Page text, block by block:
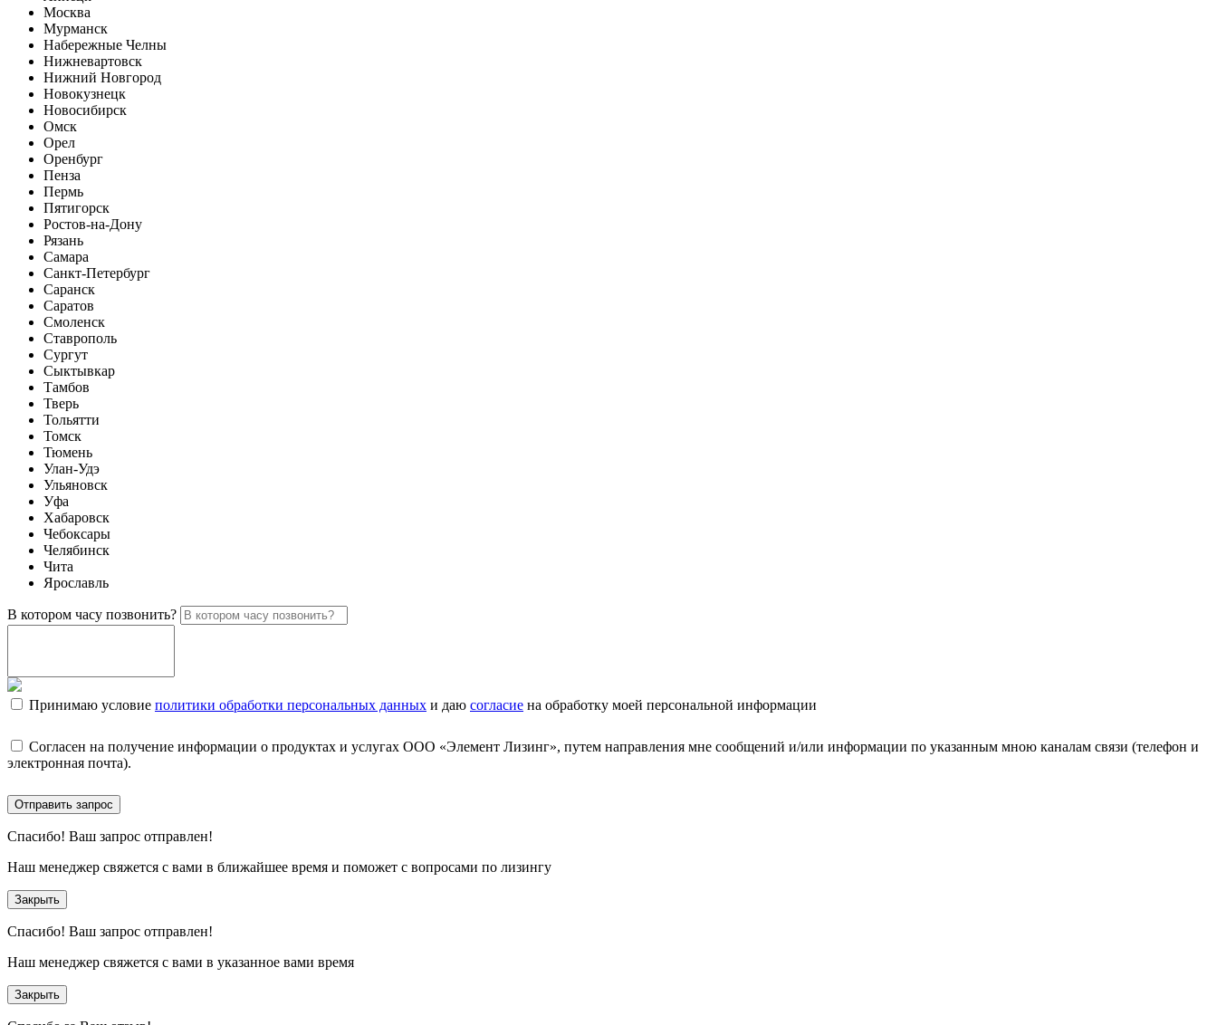
Москва
Мурманск
Набережные Челны
Нижневартовск
Нижний Новгород
Новокузнецк
Новосибирск
Омск
Орел
Оренбург
Пенза
Пермь
Пятигорск
Ростов-на-Дону
Рязань
Самара
Санкт-Петербург
Саранск
Саратов
Смоленск
Ставрополь
Сургут
Сыктывкар
Тамбов
Тверь
Тольятти
Томск
Тюмень
Улан-Удэ
Ульяновск
Уфа
Хабаровск
Чебоксары
Челябинск
Чита
Ярославль
В котором часу позвонить?
Принимаю условие политики обработки персональных данных и даю согласие на обработку моей персональной информации
Согласен на получение информации о продуктах и услугах ООО «Элемент Лизинг», путем направления мне сообщений и/или информации по указанным мною каналам связи (телефон и
электронная почта).
Отправить запрос
Спасибо! Ваш запрос отправлен!
Наш менеджер свяжется с вами в ближайшее время и поможет с вопросами по лизингу
Закрыть
Спасибо! Ваш запрос отправлен!
Наш менеджер свяжется с вами в указанное вами время
Закрыть